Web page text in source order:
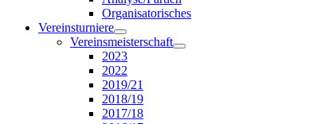
Organisatorisches
Vereinsturniere
Vereinsmeisterschaft
2023
2022
2019/21
2018/19
2017/18